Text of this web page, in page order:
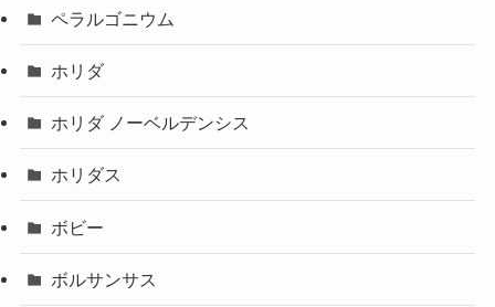
ペラルゴニウム
ホリダ
ホリダ ノーベルデンシス
ホリダス
ボビー
ボルサンサス